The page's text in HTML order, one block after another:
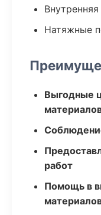
Внутренняя
Натяжные
Выгодные
работ
Помощь в